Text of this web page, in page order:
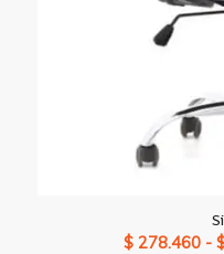
$ 278.460 -